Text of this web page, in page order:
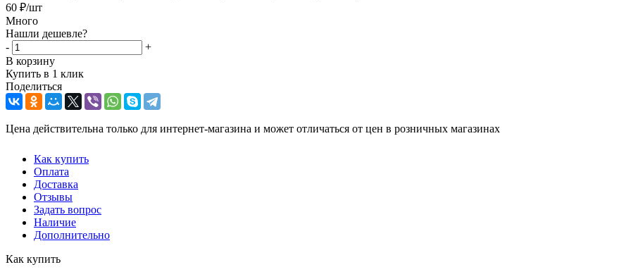
60 ₽/шт
Много
Нашли дешевле?
-
+
В корзину
Купить в 1 клик
Поделиться
Цена действительна только для интернет-магазина и может отличаться от цен в розничных магазинах
Как купить
Оплата
Доставка
Отзывы
Задать вопрос
Наличие
Дополнительно
Как купить